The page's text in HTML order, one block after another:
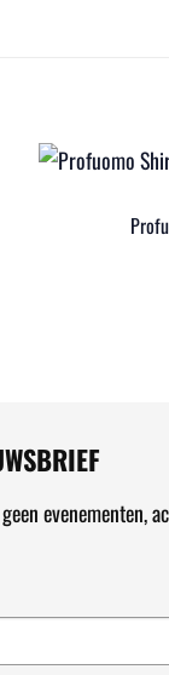
evenementen,